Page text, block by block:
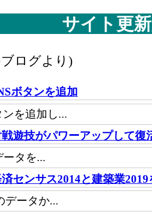
サイト更
ログより)
ボタンを追加
を追加し...
戦遊技がパワーアップして復
ータを...
センサス2014と建築業2019
データか...